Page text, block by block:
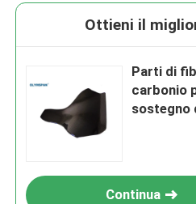
Ottieni il
Parti di
carbonio
sostegno
Continua